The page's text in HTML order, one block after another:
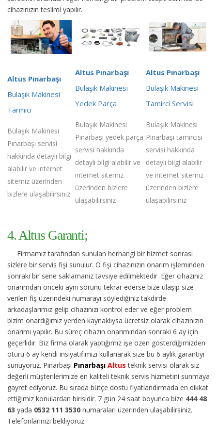
cihazınızın teslimi yapılır.
Altus Pınarbaşı
Bulaşık Makinesi
Tarmici
Bulaşık Makinesi
Pınarbaşı servisi
hakkında detaylı bilgi
alabilir ve internet
sitemiz üzerinden
bizlere ulaşabilirsiniz
Altus Pınarbaşı
Bulaşık Makinesi
Yedek Parça
Bulaşık Makinesi
Pınarbaşı yedek parça
servisi hakkında
detaylı bilgi alabilir ve
internet sitemiz
üzerinden bizlere
ulaşabilirsiniz
Altus Pınarbaşı
Bulaşık Makinesi
Tamirci Servisi
Bulaşık Makinesi
Pınarbaşı tamircisi
servisi hakkında
detaylı bilgi alabilir
ve internet sitemiz
üzerinden bizlere
ulaşabilirsiniz
4. Altus Garanti;
Firmamız tarafından sunulan herhangi bir hizmet sonrası
sizlere bir servis fişi sunulur. O fişi cihazınızın onarım işleminden
sonraki bir sene saklamanız tavsiye edilmektedir. Eğer cihazınız
onarımdan önceki aynı sorunu tekrar ederse bize ulaşıp size
verilen fiş üzerindeki numarayı söylediğiniz takdirde
arkadaşlarımız gelip cihazınızı kontrol eder ve eğer problem
bizim onardığımız yerden kaynaklıysa ücretsiz olarak cihazınızın
onarımı yapılır. Bu süreç cihazın onarımından sonraki 6 ay için
geçerlidir. Biz firma olarak yaptığımız işe özen gösterdiğimizden
ötürü 6 ay kendi insiyatifimizi kullanarak size bu 6 aylık garantiyi
sunuyoruz. Pınarbaşı Pınarbaşı Altus teknik servisi olarak siz
değerli müşterilerimize en kaliteli teknik servis hizmetini sunmaya
gayret ediyoruz. Bu sırada bütçe dostu fiyatlandırmada en dikkat
ettiğimiz konulardan birisidir. 7 gün 24 saat boyunca bize 444 48
63 yada 0532 111 3530 numaraları üzerinden ulaşabilirsiniz.
Telefonlarınızı bekliyoruz.